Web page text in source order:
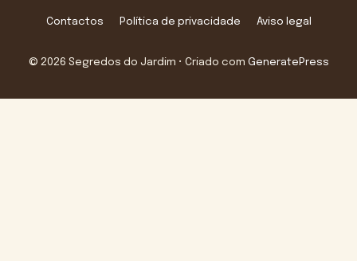
Contactos Política de privacidade Aviso legal
© 2026 Segredos do Jardim • Criado com GeneratePress